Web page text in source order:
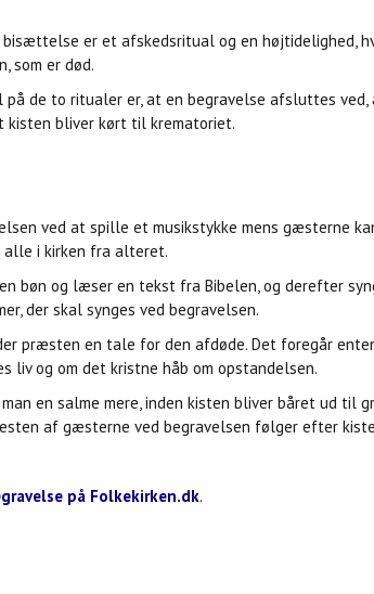
er et afskedsritual og en højtidelighed,
som er død.
de to ritualer er, at en begravelse afsluttes
bliver kørt til krematoriet.
ved at spille et musikstykke mens gæsterne
i kirken fra alteret.
bøn og læser en tekst fra Bibelen, og derefter
der skal synges ved begravelsen.
præsten en tale for den afdøde. Det foregår
liv og om det kristne håb om opstandelsen.
en salme mere, inden kisten bliver båret ud til
af gæsterne ved begravelsen følger efter
på Folkekirken.dk.